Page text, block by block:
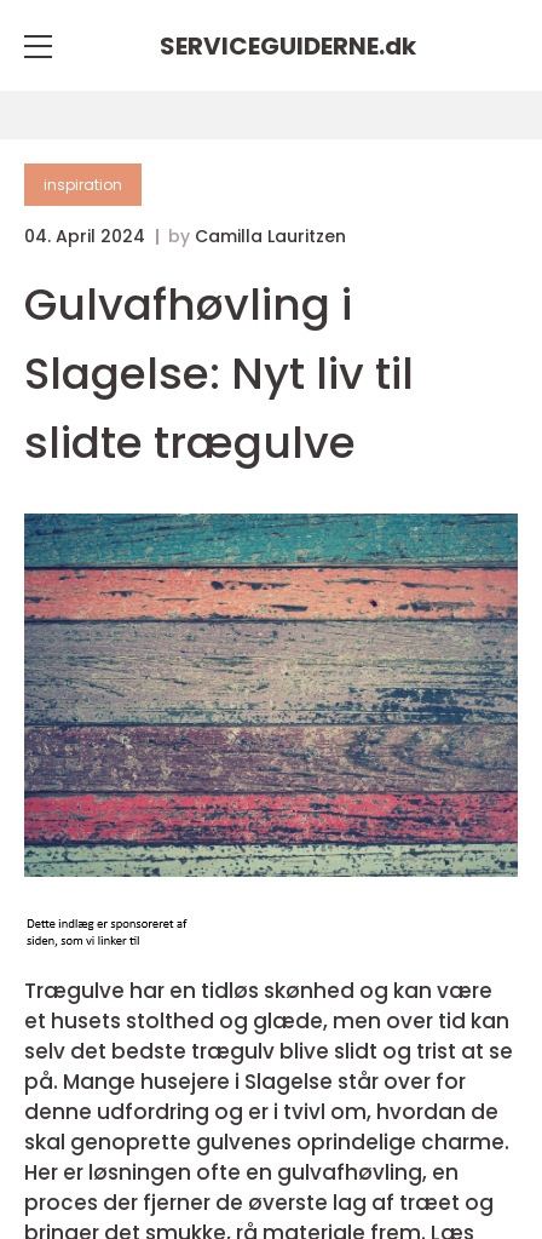
SERVICEGUIDERNE.dk
inspiration
04. April 2024 by Camilla Lauritzen
Gulvafhøvling i
Slagelse: Nyt liv til
slidte trægulve
Trægulve har en tidløs skønhed og kan være
et husets stolthed og glæde, men over tid kan
selv det bedste trægulv blive slidt og trist at se
på. Mange husejere i Slagelse står over for
denne udfordring og er i tvivl om, hvordan de
skal genoprette gulvenes oprindelige charme.
Her er løsningen ofte en gulvafhøvling, en
proces der fjerner de øverste lag af træet og
bringer det smukke, rå materiale frem. Læs